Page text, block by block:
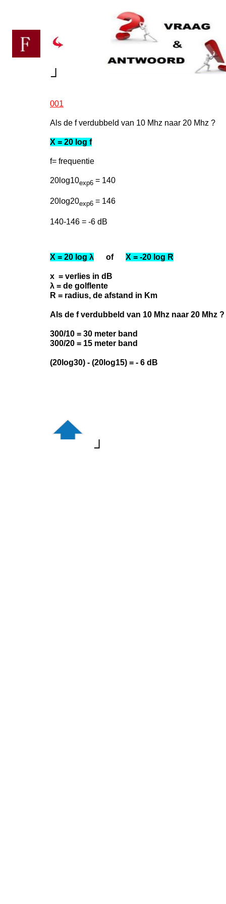
001
Als de f verdubbeld van 10 Mhz naar 20 Mhz ?
X = 20 log f
f= frequentie
20log10exp6 = 140
20log20exp6 = 146
140-146 = -6 dB
X = 20 log λ of X = -20 log R
x = verlies in dB
λ = de golflente
R = radius, de afstand in Km
Als de f verdubbeld van 10 Mhz naar 20 Mhz ?
300/10 = 30 meter band
300/20 = 15 meter band
(20log30) - (20log15) = - 6 dB
┘
┘